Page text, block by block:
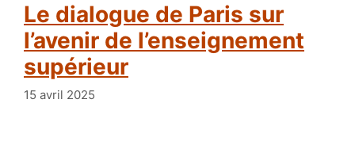
Le dialogue de Paris sur
l’avenir de l’enseignement
supérieur
15 avril 2025